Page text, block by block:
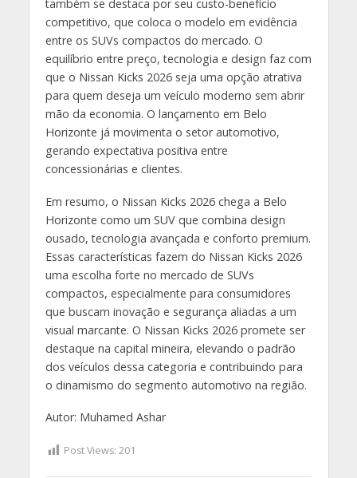
também se destaca por seu custo-benefício
competitivo, que coloca o modelo em evidência
entre os SUVs compactos do mercado. O
equilíbrio entre preço, tecnologia e design faz com
que o Nissan Kicks 2026 seja uma opção atrativa
para quem deseja um veículo moderno sem abrir
mão da economia. O lançamento em Belo
Horizonte já movimenta o setor automotivo,
gerando expectativa positiva entre
concessionárias e clientes.
Em resumo, o Nissan Kicks 2026 chega a Belo
Horizonte como um SUV que combina design
ousado, tecnologia avançada e conforto premium.
Essas características fazem do Nissan Kicks 2026
uma escolha forte no mercado de SUVs
compactos, especialmente para consumidores
que buscam inovação e segurança aliadas a um
visual marcante. O Nissan Kicks 2026 promete ser
destaque na capital mineira, elevando o padrão
dos veículos dessa categoria e contribuindo para
o dinamismo do segmento automotivo na região.
Autor: Muhamed Ashar
Post Views: 201